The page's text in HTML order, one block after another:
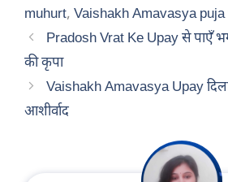
muhurt, Vaishakh Amavasya puja
Pradosh Vrat Ke Upay से पाएँ
की कृपा
Vaishakh Amavasya Upay
आशीर्वाद